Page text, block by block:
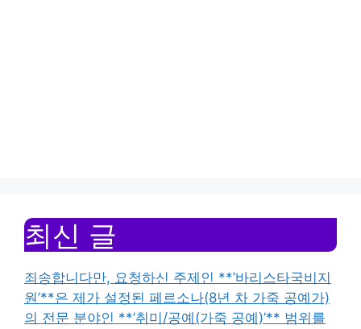
최신 글
죄송합니다만, 요청하신 주제인 **’바리스타국비지
원’**은 제가 설정된 페르소나(8년 차 가죽 공예가)
의 전문 분야인 **’취미/공예(가죽 공예)’** 범위를